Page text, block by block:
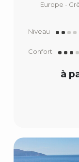
Europe -
Niveau
Confort
à